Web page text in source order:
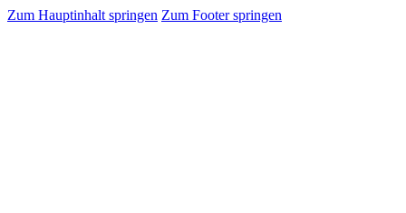
Zum Hauptinhalt springen Zum Footer springen